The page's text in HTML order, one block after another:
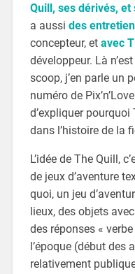
Quill, ses dérivés,
a aussi des
concepteur, et avec
développeur. Là
scoop, j’en parle un
numéro de
d’expliquer
dans l’histoire de la
L’idée de The Quill,
de jeux d’aventure
quoi, un jeu
lieux, des objets
des réponses «
l’époque (début des
relativement